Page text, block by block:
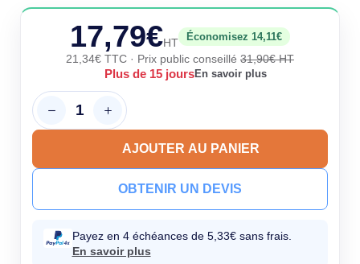
360 mois.
17,79€HT
Économisez 14,11€
21,34€ TTC · Prix public conseillé 31,90€ HT
Plus de 15 joursEn savoir plus
AJOUTER AU PANIER
OBTENIR UN DEVIS
Payez en 4 échéances de 5,33€ sans frais.
En savoir plus